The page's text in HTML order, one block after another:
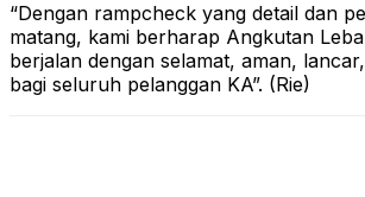
“Dengan rampcheck yang detail dan
matang, kami berharap Angkutan
berjalan dengan selamat, aman,
bagi seluruh pelanggan KA”. (Rie)